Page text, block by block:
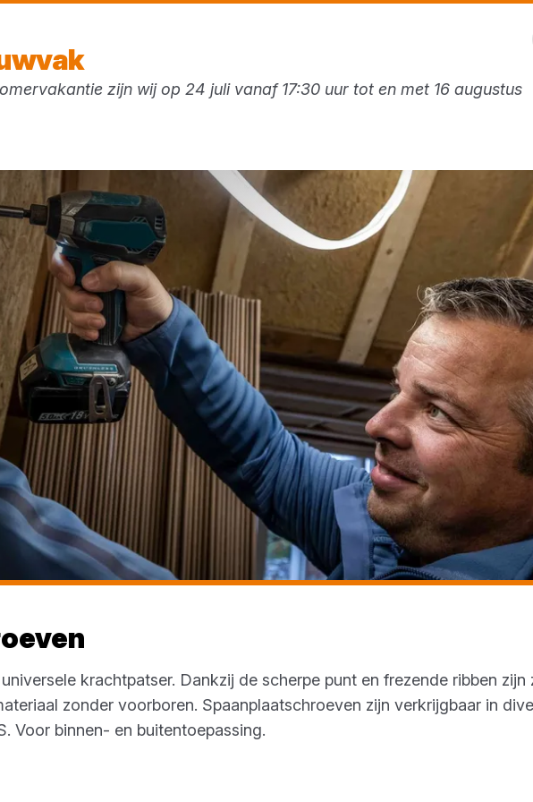
krachtpatser. Dankzij de scherpe punt en frezende ribben zijn
zonder voorboren. Spaanplaatschroeven zijn verkrijgbaar in
Voor binnen- en buitentoepassing.
zijn wij op 24 juli vanaf 17:30 uur tot en met 16 augustus